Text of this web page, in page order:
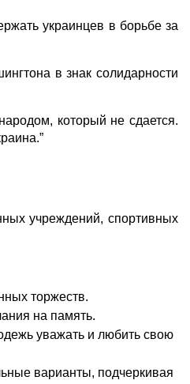
украинцев в борьбе за
в знак солидарности
который не сдается.
учреждений, спортивных
торжеств.
на память.
уважать и любить свою
варианты, подчеркивая